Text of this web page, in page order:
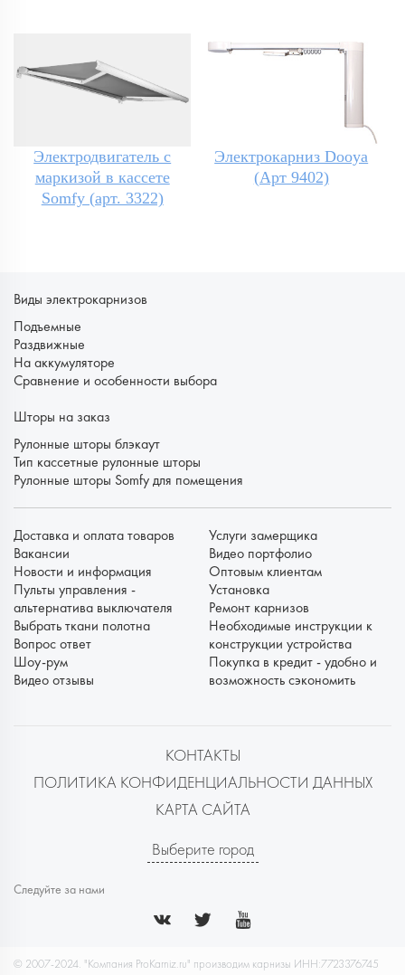
Электродвигатель с
маркизой в кассете
Somfy (арт. 3322)
Электрокарниз Dooya
(Арт 9402)
Виды электрокарнизов
Подъемные
Раздвижные
На аккумуляторе
Сравнение и особенности выбора
Шторы на заказ
Рулонные шторы блэкаут
Тип кассетные рулонные шторы
Рулонные шторы Somfy для помещения
Доставка и оплата товаров
Вакансии
Новости и информация
Пульты управления -
альтернатива выключателя
Выбрать ткани полотна
Вопрос ответ
Шоу-рум
Видео отзывы
Услуги замерщика
Видео портфолио
Оптовым клиентам
Установка
Ремонт карнизов
Необходимые инструкции к
конструкции устройства
Покупка в кредит - удобно и
возможность сэкономить
КОНТАКТЫ
ПОЛИТИКА КОНФИДЕНЦИАЛЬНОСТИ ДАННЫХ
КАРТА САЙТА
Выберите город
Следуйте за нами
© 2007-2024. "Компания ProKarniz.ru" производим карнизы ИНН:7723376745